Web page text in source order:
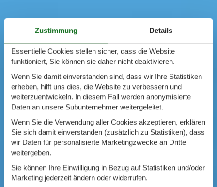
Zustimmung Details
Essentielle Cookies stellen sicher, dass die Website
funktioniert, Sie können sie daher nicht deaktivieren.
Wenn Sie damit einverstanden sind, dass wir Ihre Statistiken
erheben, hilft uns dies, die Website zu verbessern und
weiterzuentwickeln. In diesem Fall werden anonymisierte
Daten an unsere Subunternehmer weitergeleitet.
Wenn Sie die Verwendung aller Cookies akzeptieren, erklären
Sie sich damit einverstanden (zusätzlich zu Statistiken), dass
wir Daten für personalisierte Marketingzwecke an Dritte
weitergeben.
Sie können Ihre Einwilligung in Bezug auf Statistiken und/oder
Marketing jederzeit ändern oder widerrufen.